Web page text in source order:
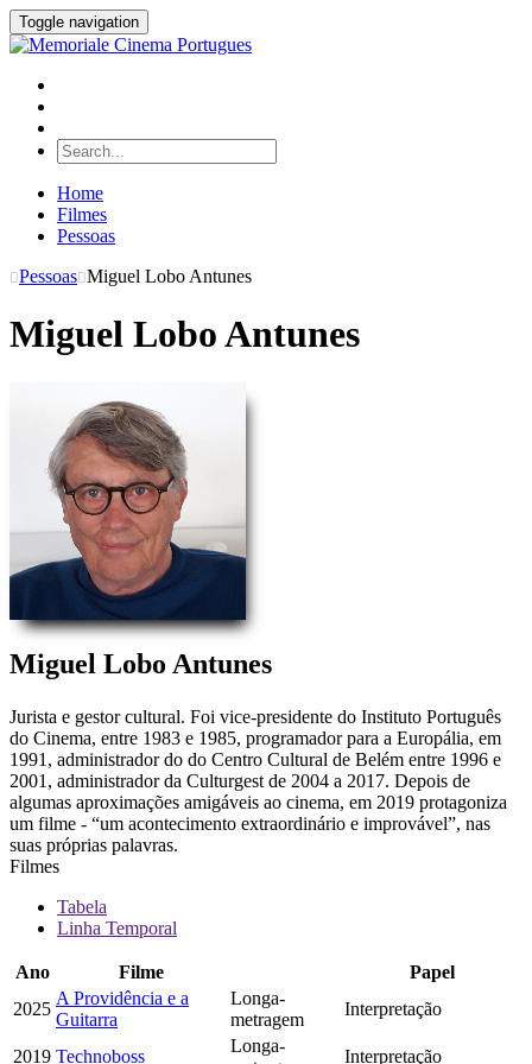
Toggle navigation
Home
Filmes
Pessoas
Pessoas Miguel Lobo Antunes
Miguel Lobo Antunes
Miguel Lobo Antunes
Jurista e gestor cultural. Foi vice-presidente do Instituto Português
do Cinema, entre 1983 e 1985, programador para a Europália, em
1991, administrador do do Centro Cultural de Belém entre 1996 e
2001, administrador da Culturgest de 2004 a 2017. Depois de
algumas aproximações amigáveis ao cinema, em 2019 protagoniza
um filme - “um acontecimento extraordinário e improvável”, nas
suas próprias palavras.
Filmes
Tabela
Linha Temporal
Ano Filme
Papel
2025
A Providência e a
Guitarra
Longa-
metragem
Interpretação
2019 Technoboss
Longa-
Interpretação